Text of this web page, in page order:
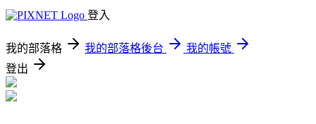
登入
我的部落格 我的部落格後台
我的帳號
登出